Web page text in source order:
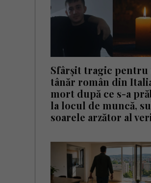
Sfârșit tragic pentru
tânăr român din
mort după ce s-a
la locul de muncă,
soarele arzător al